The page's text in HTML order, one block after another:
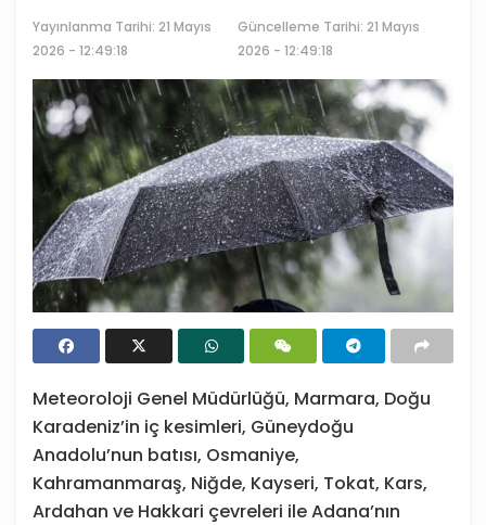
Yayınlanma Tarihi: 21 Mayıs
2026 - 12:49:18
Güncelleme Tarihi: 21 Mayıs
2026 - 12:49:18
Meteoroloji Genel Müdürlüğü, Marmara, Doğu
Karadeniz’in iç kesimleri, Güneydoğu
Anadolu’nun batısı, Osmaniye,
Kahramanmaraş, Niğde, Kayseri, Tokat, Kars,
Ardahan ve Hakkari çevreleri ile Adana’nın